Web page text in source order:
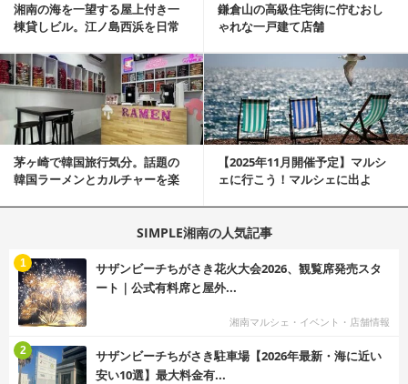
湘南の海を一望する屋上付き一
棟貸しビル。江ノ島西浜を日常
鎌倉山の高級住宅街に佇むおし
ゃれな一戸建て店舗
茅ヶ崎で韓国旅行気分。話題の
韓国ラーメンとカルチャーを楽
【2025年11月開催予定】マルシ
ェに行こう！マルシェに出よ
記事を読む
SIMPLE湘南の人気記事
サザンビーチちがさき花火大会2026、観覧席発売スタ
ート｜公式有料席と屋外...
湘南マルシェ・イベント・店舗情報
1
サザンビーチちがさき駐車場【2026年最新・海に近い
安い10選】最大料金有...
2